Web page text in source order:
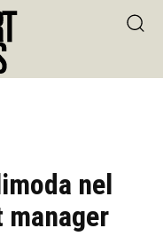
nel